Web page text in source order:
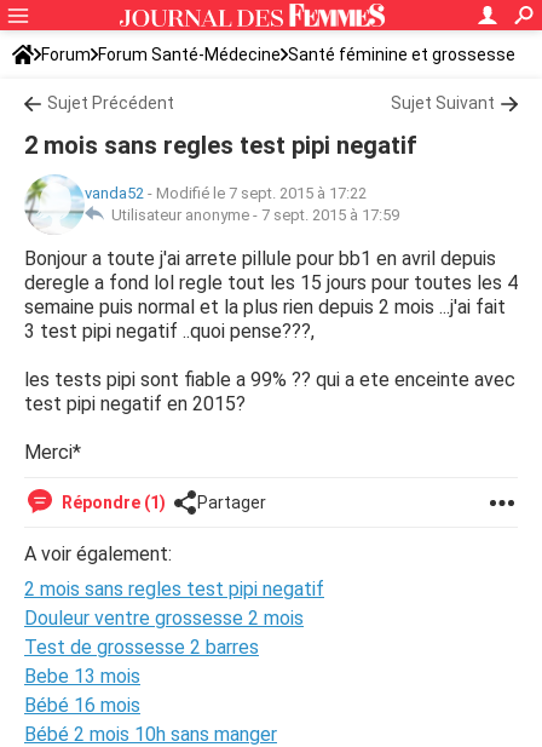
Forum Forum Santé-Médecine Santé féminine et grossesse
Ovulation
Sujet Précédent Sujet Suivant
2 mois sans regles test pipi negatif
vanda52 - Modifié le 7 sept. 2015 à 17:22
Utilisateur anonyme - 7 sept. 2015 à 17:59
Bonjour a toute j'ai arrete pillule pour bb1 en avril depuis
deregle a fond lol regle tout les 15 jours pour toutes les 4
semaine puis normal et la plus rien depuis 2 mois ...j'ai fait
3 test pipi negatif ..quoi pense???,
les tests pipi sont fiable a 99% ?? qui a ete enceinte avec
test pipi negatif en 2015?
Merci*
Répondre (1) Partager
A voir également:
2 mois sans regles test pipi negatif
Douleur ventre grossesse 2 mois
Test de grossesse 2 barres
Bebe 13 mois
Bébé 16 mois
Bébé 2 mois 10h sans manger